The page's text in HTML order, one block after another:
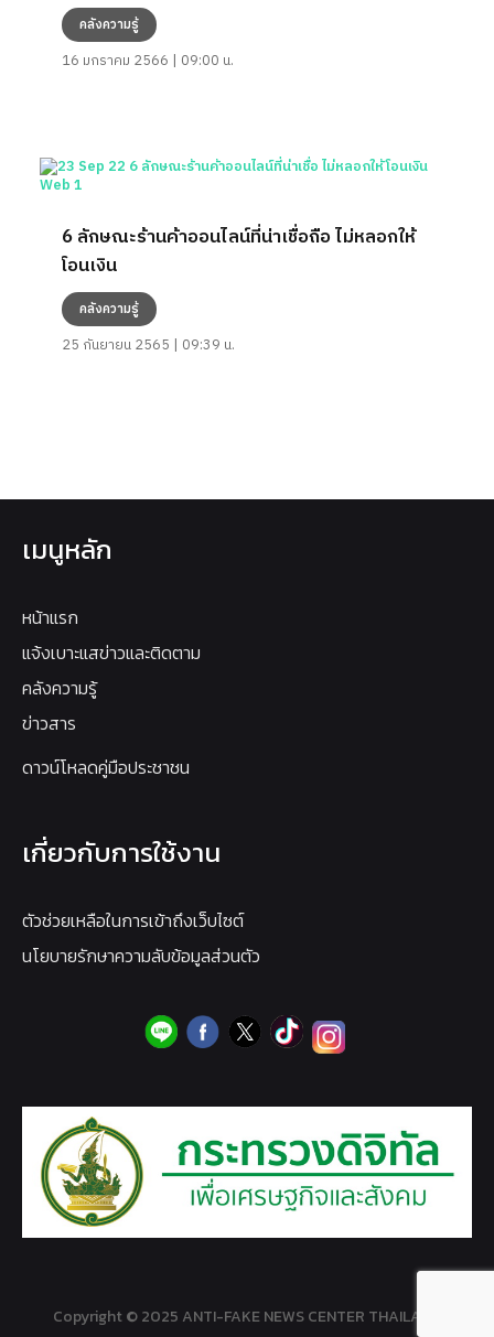
คลังความรู้
16 มกราคม 2566 | 09:00 น.
6 ลักษณะร้านค้าออนไลน์ที่น่าเชื่อถือ ไม่หลอกให้
โอนเงิน
คลังความรู้
25 กันยายน 2565 | 09:39 น.
เมนูหลัก
หน้าแรก
แจ้งเบาะแสข่าวและติดตาม
คลังความรู้
ข่าวสาร
ดาวน์โหลดคู่มือประชาชน
เกี่ยวกับการใช้งาน
ตัวช่วยเหลือในการเข้าถึงเว็บไซต์
นโยบายรักษาความลับข้อมูลส่วนตัว
Copyright © 2025 ANTI-FAKE NEWS CENTER THAILAND